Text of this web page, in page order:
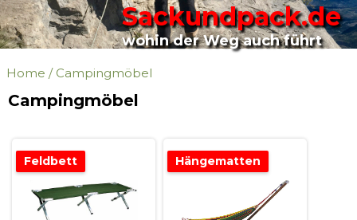
Sackundpack.de
wohin der Weg auch führt
Home / Campingmöbel
Campingmöbel
Feldbett Hängematten